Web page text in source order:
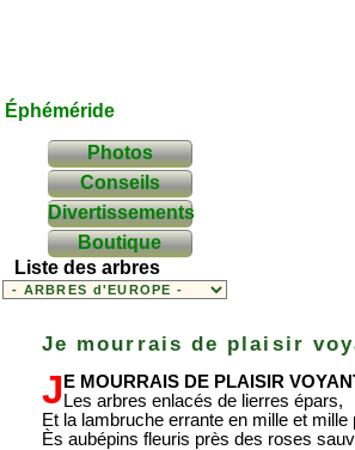
Éphéméride
Photos
Conseils
Divertissements
Boutique
Liste des arbres
Je mourrais de plaisir
Je mourrais de plaisir
Les arbres enlacés de lierres épars,
Et la lambruche errante en mille et mille
Ès aubépins fleuris près des roses